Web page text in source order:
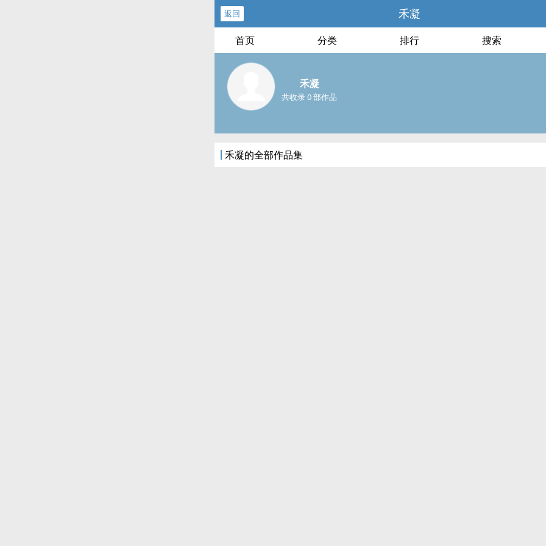
返回 禾凝
首页 分类 排行 搜索
禾凝
共收录 0 部作品
禾凝的全部作品集